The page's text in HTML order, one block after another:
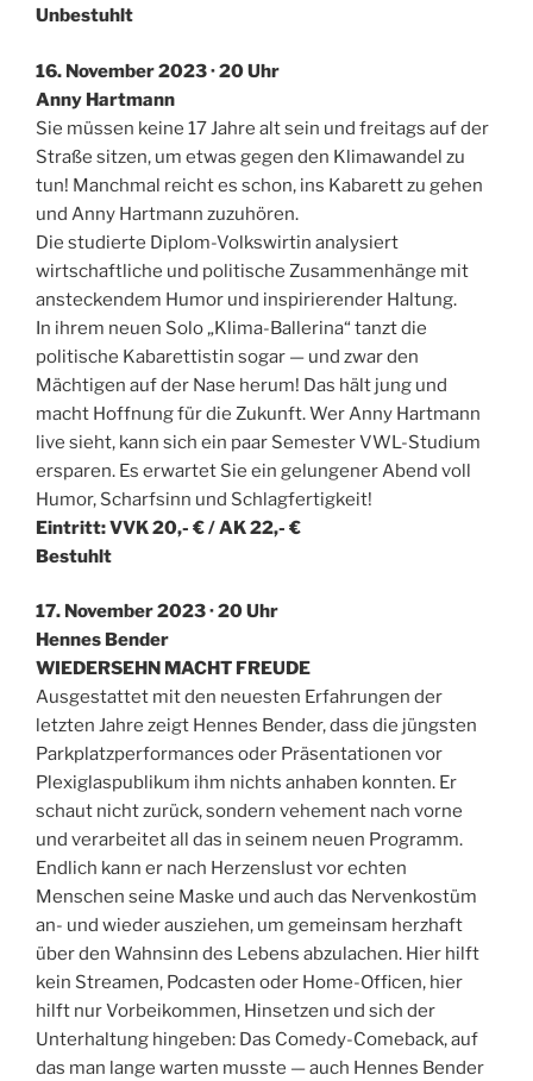
Unbestuhlt
16. November 2023 · 20 Uhr
Anny Hartmann
Sie müssen keine 17 Jahre alt sein und freitags auf der
Straße sitzen, um etwas gegen den Klimawandel zu
tun! Manchmal reicht es schon, ins Kabarett zu gehen
und Anny Hartmann zuzuhören.
Die studierte Diplom-Volkswirtin analysiert
wirtschaftliche und politische Zusammenhänge mit
ansteckendem Humor und inspirierender Haltung.
In ihrem neuen Solo „Klima-Ballerina“ tanzt die
politische Kabarettistin sogar — und zwar den
Mächtigen auf der Nase herum! Das hält jung und
macht Hoffnung für die Zukunft. Wer Anny Hartmann
live sieht, kann sich ein paar Semester VWL-Studium
ersparen. Es erwartet Sie ein gelungener Abend voll
Humor, Scharfsinn und Schlagfertigkeit!
Eintritt: VVK 20,- € / AK 22,- €
Bestuhlt
17. November 2023 · 20 Uhr
Hennes Bender
WIEDERSEHN MACHT FREUDE
Ausgestattet mit den neuesten Erfahrungen der
letzten Jahre zeigt Hennes Bender, dass die jüngsten
Parkplatzperformances oder Präsentationen vor
Plexiglaspublikum ihm nichts anhaben konnten. Er
schaut nicht zurück, sondern vehement nach vorne
und verarbeitet all das in seinem neuen Programm.
Endlich kann er nach Herzenslust vor echten
Menschen seine Maske und auch das Nervenkostüm
an- und wieder ausziehen, um gemeinsam herzhaft
über den Wahnsinn des Lebens abzulachen. Hier hilft
kein Streamen, Podcasten oder Home-Officen, hier
hilft nur Vorbeikommen, Hinsetzen und sich der
Unterhaltung hingeben: Das Comedy-Comeback, auf
das man lange warten musste — auch Hennes Bender